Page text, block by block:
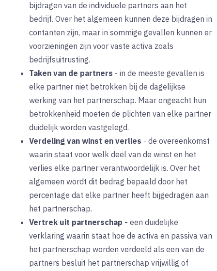
bijdragen van de individuele partners aan het
bedrijf. Over het algemeen kunnen deze bijdragen in
contanten zijn, maar in sommige gevallen kunnen er
voorzieningen zijn voor vaste activa zoals
bedrijfsuitrusting.
Taken van de partners - in de meeste gevallen is
elke partner niet betrokken bij de dagelijkse
werking van het partnerschap. Maar ongeacht hun
betrokkenheid moeten de plichten van elke partner
duidelijk worden vastgelegd.
Verdeling van winst en verlies - de overeenkomst
waarin staat voor welk deel van de winst en het
verlies elke partner verantwoordelijk is. Over het
algemeen wordt dit bedrag bepaald door het
percentage dat elke partner heeft bijgedragen aan
het partnerschap.
Vertrek uit partnerschap - een duidelijke
verklaring waarin staat hoe de activa en passiva van
het partnerschap worden verdeeld als een van de
partners besluit het partnerschap vrijwillig of